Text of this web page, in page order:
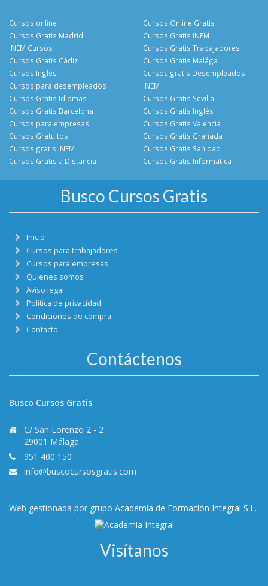
Cursos online
Cursos Gratis Madrid
INEM Cursos
Cursos Gratis Cádiz
Cursos Online Gratis
Cursos Gratis INEM
Cursos Gratis Trabajadores
Cursos Gratis Malága
Cursos Inglés
Cursos para desempleados
Cursos Gratis Idiomas
Cursos Gratis Barcelona
Cursos gratis Desempleados
INEM
Cursos Gratis Sevilla
Cursos Gratis Inglés
Cursos para empresas
Cursos Gratuitos
Cursos gratis INEM
Cursos Gratis a Distancia
Cursos Gratis Valencia
Cursos Gratis Granada
Cursos Gratis Sanidad
Cursos Gratis Informática
Busco Cursos Gratis
Inicio
Cursos para trabajadores
Cursos para empresas
Quienes somos
Aviso legal
Política de privacidad
Condiciones de compra
Contacto
Contáctenos
Busco Cursos Gratis
C/ San Lorenzo 2 - 2
29001 Málaga
951 400 150
info@buscocursosgratis.com
Web gestionada por grupo Academia de Formación Integral S.L.
Visítanos